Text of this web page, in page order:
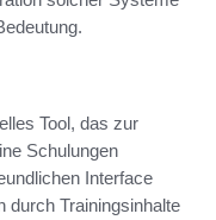
Tool, das zur
Schulungen
Interface
durch Trainingsinhalte